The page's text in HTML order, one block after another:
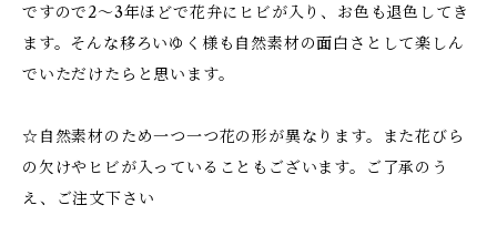
ですので2～3年ほどで花弁にヒビが入り、お色も退色してき
ます。そんな移ろいゆく様も自然素材の面白さとして楽しん
でいただけたらと思います。
☆自然素材のため一つ一つ花の形が異なります。また花びら
の欠けやヒビが入っていることもございます。ご了承のう
え、ご注文下さい